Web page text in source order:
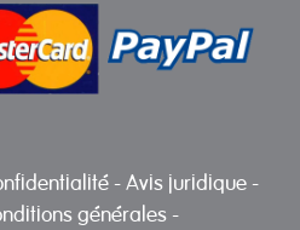
-Avis juridique -
générales -